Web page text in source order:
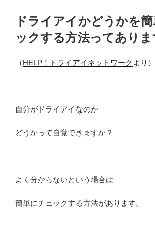
ドライアイかどうかを
ックする方法ってありま
（HELP！ドライアイネットワーク より）
自分がドライアイなのか
どうかって自覚できますか？
よく分からないという場合は
簡単にチェックする方法があります。